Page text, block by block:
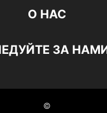
О НАС
ЗА
©